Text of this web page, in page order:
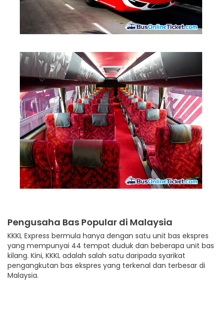
Pengusaha Bas Popular di Malaysia
KKKL Express bermula hanya dengan satu unit bas ekspres
yang mempunyai 44 tempat duduk dan beberapa unit bas
kilang. Kini, KKKL adalah salah satu daripada syarikat
pengangkutan bas ekspres yang terkenal dan terbesar di
Malaysia.